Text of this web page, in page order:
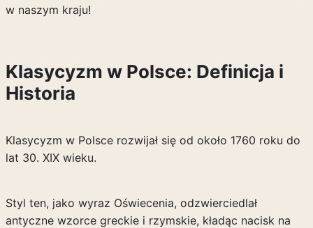
w naszym kraju!
Klasycyzm w Polsce: Definicja i
Historia
Klasycyzm w Polsce rozwijał się od około 1760 roku do
lat 30. XIX wieku.
Styl ten, jako wyraz Oświecenia, odzwierciedlał
antyczne wzorce greckie i rzymskie, kładąc nacisk na